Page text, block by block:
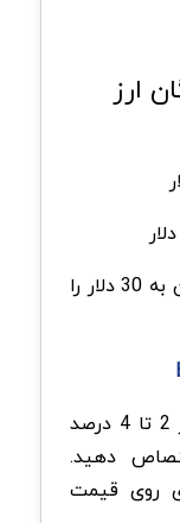
ارز
: BNT پتانسیل رسیدن به 30 دلار را
: حداکثر 2 تا 4 درصد
دهید.
روی قیمت